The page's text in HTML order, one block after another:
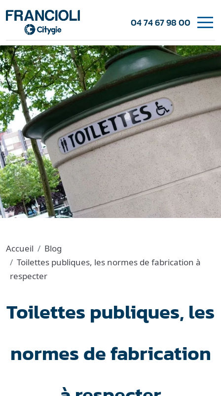
04 74 67 98 00
Accueil
Blog
Toilettes publiques, les normes de fabrication à
respecter
Toilettes publiques, les
normes de fabrication